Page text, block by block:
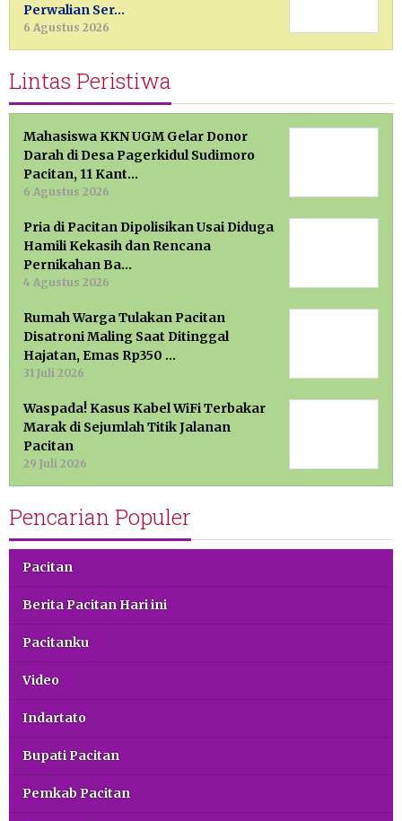
Perwalian Ser…
6 Agustus 2026
Lintas Peristiwa
Mahasiswa KKN UGM Gelar Donor
Darah di Desa Pagerkidul Sudimoro
Pacitan, 11 Kant…
6 Agustus 2026
Pria di Pacitan Dipolisikan Usai Diduga
Hamili Kekasih dan Rencana
Pernikahan Ba…
4 Agustus 2026
Rumah Warga Tulakan Pacitan
Disatroni Maling Saat Ditinggal
Hajatan, Emas Rp350 …
31 Juli 2026
Waspada! Kasus Kabel WiFi Terbakar
Marak di Sejumlah Titik Jalanan
Pacitan
29 Juli 2026
Pencarian Populer
Pacitan
Berita Pacitan Hari ini
Pacitanku
Video
Indartato
Bupati Pacitan
Pemkab Pacitan